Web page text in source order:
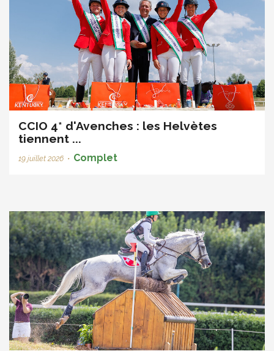
CCIO 4* d'Avenches : les Helvètes
tiennent ...
19 juillet 2026 • Complet